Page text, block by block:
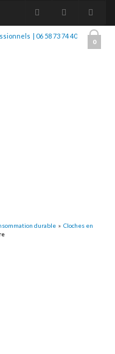
0
| 06 58 73 74 40
durable » Cloches en